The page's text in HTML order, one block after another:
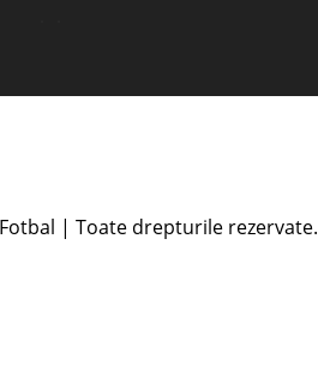
| Toate drepturile rezervate.